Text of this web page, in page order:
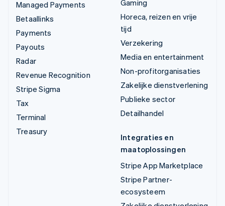
Managed Payments
Betaallinks
Payments
Payouts
Radar
Revenue Recognition
Stripe Sigma
Tax
Terminal
Treasury
Gaming
Horeca, reizen en vrije
tijd
Verzekering
Media en entertainment
Non-profitorganisaties
Zakelijke dienstverlening
Publieke sector
Detailhandel
Integraties en
maatoplossingen
Stripe App Marketplace
Stripe Partner-
ecosysteem